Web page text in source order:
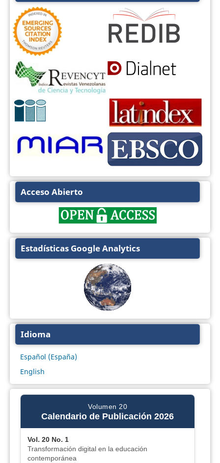
Acceso Abierto
Estadísticas Google Analytics
Idioma
Español (España)
English
Volumen 20
Calendario de Publicación 2026
Vol. 20 No. 1
Transformación digital en la educación
contemporánea